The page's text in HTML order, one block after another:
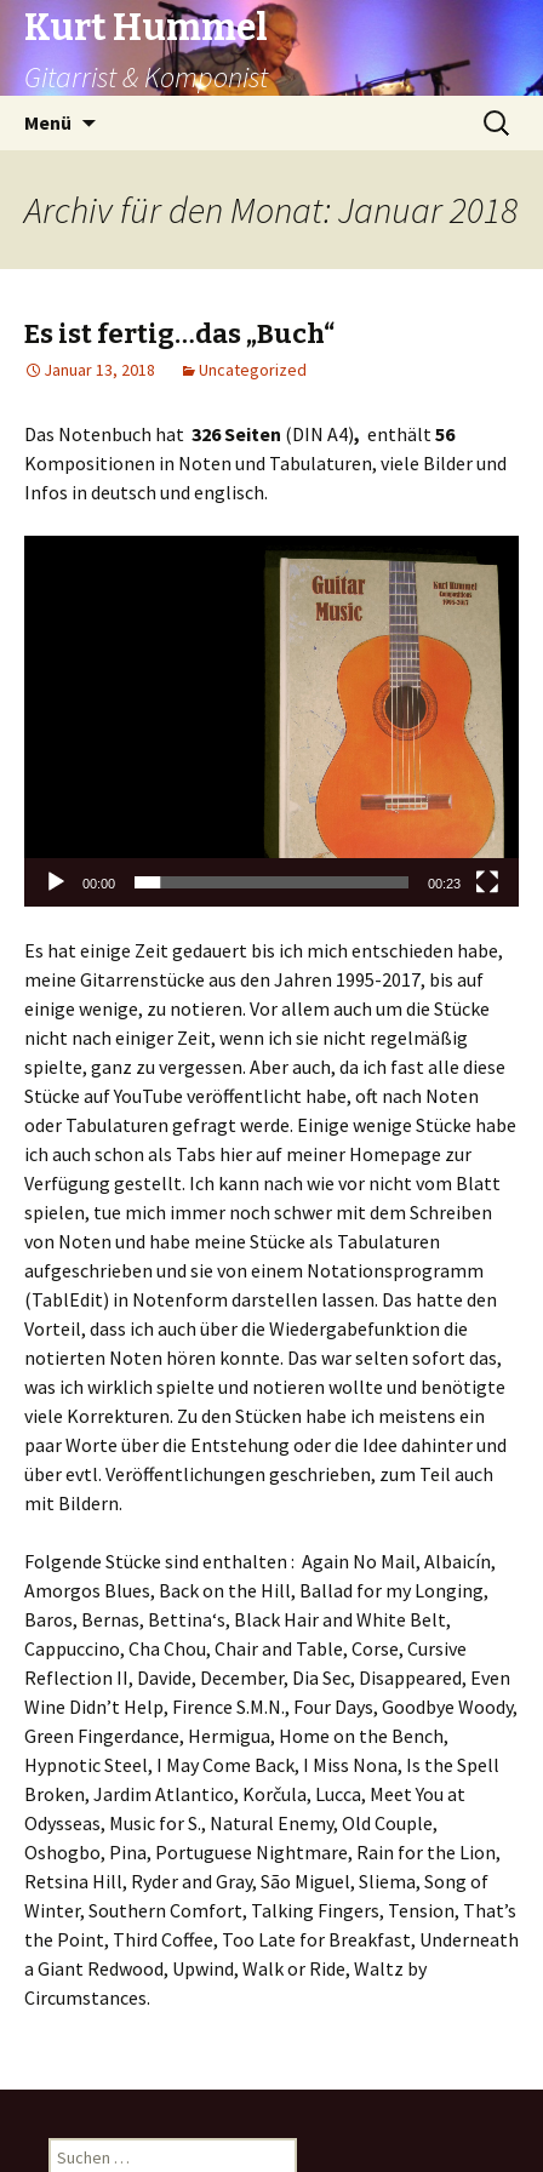
Kurt Hummel
Gitarrist & Komponist
Menü
Suchen
nach:
Archiv für den Monat: Januar 2018
Es ist fertig…das „Buch“
Januar 13, 2018 Uncategorized
Das Notenbuch hat 326 Seiten (DIN A4), enthält56
Kompositionen in Noten und Tabulaturen, viele Bilder und
Infos in deutsch und englisch.
00:00 00:23
Es hat einige Zeit gedauert bis ich mich entschieden habe,
meine Gitarrenstücke aus den Jahren 1995-2017, bis auf
einige wenige, zu notieren. Vor allem auch um die Stücke
nicht nach einiger Zeit, wenn ich sie nicht regelmäßig
spielte, ganz zu vergessen. Aber auch, da ich fast alle diese
Stücke auf YouTube veröffentlicht habe, oft nach Noten
oder Tabulaturen gefragt werde. Einige wenige Stücke habe
ich auch schon als Tabs hier auf meiner Homepage zur
Verfügung gestellt. Ich kann nach wie vor nicht vom Blatt
spielen, tue mich immer noch schwer mit dem Schreiben
von Noten und habe meine Stücke als Tabulaturen
aufgeschrieben und sie von einem Notationsprogramm
(TablEdit) in Notenform darstellen lassen. Das hatte den
Vorteil, dass ich auch über die Wiedergabefunktion die
notierten Noten hören konnte. Das war selten sofort das,
was ich wirklich spielte und notieren wollte und benötigte
viele Korrekturen. Zu den Stücken habe ich meistens ein
paar Worte über die Entstehung oder die Idee dahinter und
über evtl. Veröffentlichungen geschrieben, zum Teil auch
mit Bildern.
Folgende Stücke sind enthalten : Again No Mail, Albaicín,
Amorgos Blues, Back on the Hill, Ballad for my Longing,
Baros, Bernas, Bettina‘s, Black Hair and White Belt,
Cappuccino, Cha Chou, Chair and Table, Corse, Cursive
Reflection II, Davide, December, Dia Sec, Disappeared, Even
Wine Didn’t Help, Firence S.M.N., Four Days, Goodbye Woody,
Green Fingerdance, Hermigua, Home on the Bench,
Hypnotic Steel, I May Come Back, I Miss Nona, Is the Spell
Broken, Jardim Atlantico, Korčula, Lucca, Meet You at
Odysseas, Music for S., Natural Enemy, Old Couple,
Oshogbo, Pina, Portuguese Nightmare, Rain for the Lion,
Retsina Hill, Ryder and Gray, São Miguel, Sliema, Song of
Winter, Southern Comfort, Talking Fingers, Tension, That’s
the Point, Third Coffee, Too Late for Breakfast, Underneath
a Giant Redwood, Upwind, Walk or Ride, Waltz by
Circumstances.
Suchen